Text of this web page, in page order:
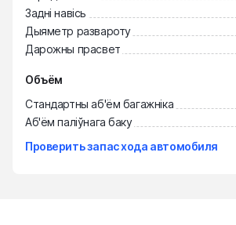
Задні навісь
Дыяметр развароту
Дарожны прасвет
Объём
Стандартны аб'ём багажніка
Аб'ём паліўнага баку
Проверить запас хода автомобиля